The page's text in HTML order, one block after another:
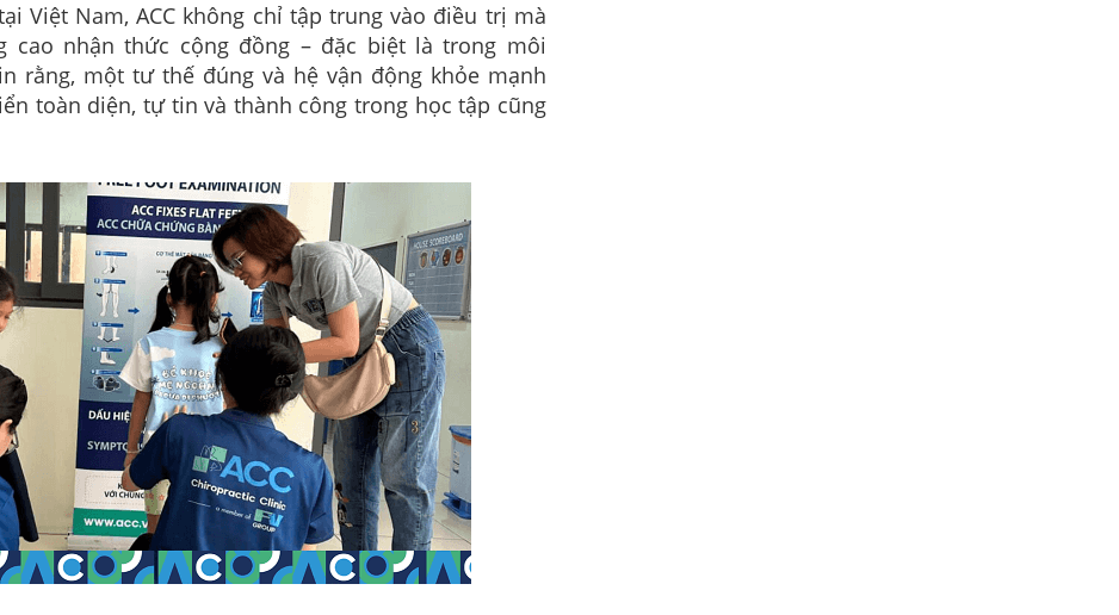
Việt Nam, ACC không chỉ tập trung vào điều trị mà
cao nhận thức cộng đồng – đặc biệt là trong môi
rằng, một tư thế đúng và hệ vận động khỏe mạnh
toàn diện, tự tin và thành công trong học tập cũng